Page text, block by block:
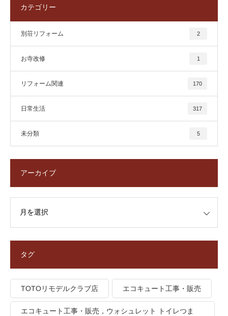
カテゴリー
別荘リフォーム 2
お寺改修 1
リフォーム関連 170
日常生活 317
未分類 5
アーカイブ
タグ
TOTOリモデルクラブ店 エコキュート工事・販売
エコキュート工事・販売，ウォシュレット トイレつま